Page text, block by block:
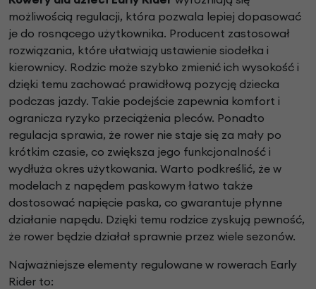
możliwością regulacji, która pozwala lepiej dopasować
je do rosnącego użytkownika. Producent zastosował
rozwiązania, które ułatwiają ustawienie siodełka i
kierownicy. Rodzic może szybko zmienić ich wysokość i
dzięki temu zachować prawidłową pozycję dziecka
podczas jazdy. Takie podejście zapewnia komfort i
ogranicza ryzyko przeciążenia pleców. Ponadto
regulacja sprawia, że rower nie staje się za mały po
krótkim czasie, co zwiększa jego funkcjonalność i
wydłuża okres użytkowania. Warto podkreślić, że w
modelach z napędem paskowym łatwo także
dostosować napięcie paska, co gwarantuje płynne
działanie napędu. Dzięki temu rodzice zyskują pewność,
że rower będzie działał sprawnie przez wiele sezonów.
Najważniejsze elementy regulowane w rowerach Early
Rider to: